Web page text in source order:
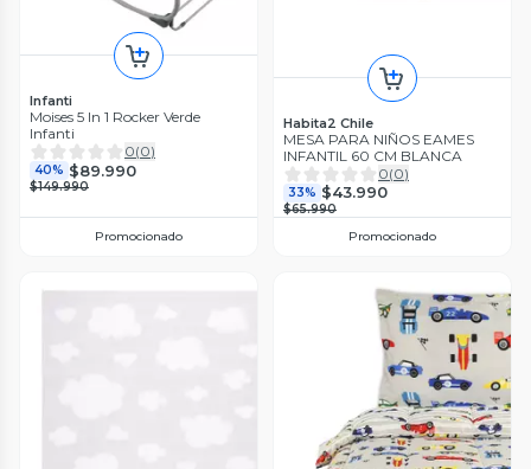
Infanti
Moises 5 In 1 Rocker Verde
Infanti
0(0)
40% $89.990
$149.990
Promocionado
Habita2 Chile
MESA PARA NIÑOS EAMES
INFANTIL 60 CM BLANCA
0(0)
33% $43.990
$65.990
Promocionado